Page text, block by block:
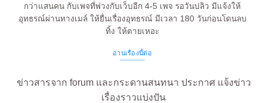
กว่าแสนคน กับเพจที่พ่วงกับเว็บอีก 4-5 เพจ รอวันปลิว มีแจ้งให้
อุทธรณ์ผ่านทางเมล์ ให้ยื่นเรื่องอุทธรณ์ มีเวลา 180 วันก่อนโดนลบ
ทิ้ง ให้ตายเหอะ
อ่านเรื่องนี้ต่อ
ข่าวสารจาก forum และกระดานสนทนา ประกาศ แจ้งข่าว
เรื่องราวแบ่งปัน